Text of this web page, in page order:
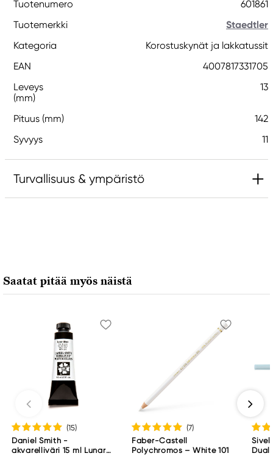
Tuotenumero
601861
Tuotemerkki
Staedtler
Kategoria
Korostuskynät ja lakkatussit
EAN
4007817331705
Leveys
(mm)
13
Pituus (mm)
142
Syvyys
11
Turvallisuus & ympäristö
90427 Nuernberg, Germany
info@staedtler.com
Saatat pitää myös näistä
(15)
Daniel Smith -
akvarelliväri 15 ml Lunar
(7)
Faber-Castell
Polychromos – White 101
Dual